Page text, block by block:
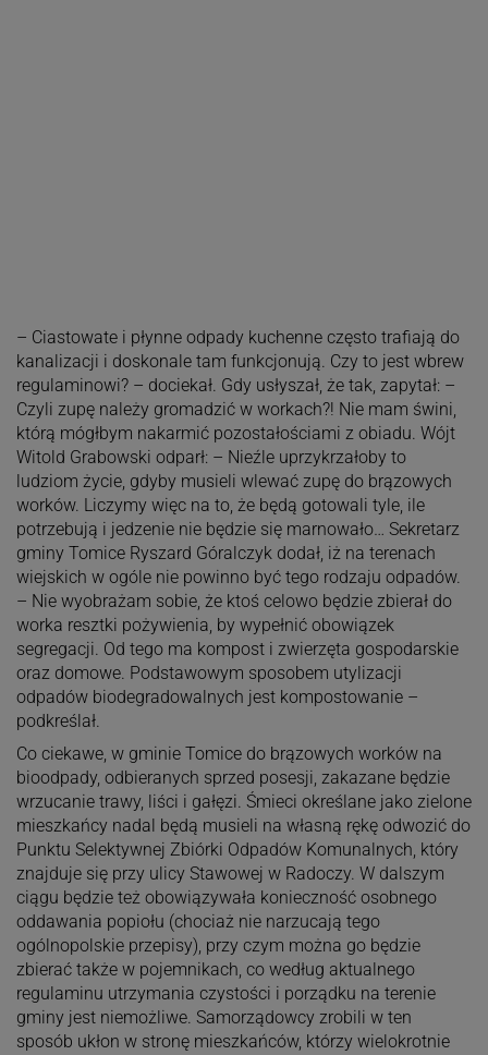
– Ciastowate i płynne odpady kuchenne często trafiają do
kanalizacji i doskonale tam funkcjonują. Czy to jest wbrew
regulaminowi? – dociekał. Gdy usłyszał, że tak, zapytał: –
Czyli zupę należy gromadzić w workach?! Nie mam świni,
którą mógłbym nakarmić pozostałościami z obiadu. Wójt
Witold Grabowski odparł: – Nieźle uprzykrzałoby to
ludziom życie, gdyby musieli wlewać zupę do brązowych
worków. Liczymy więc na to, że będą gotowali tyle, ile
potrzebują i jedzenie nie będzie się marnowało… Sekretarz
gminy Tomice Ryszard Góralczyk dodał, iż na terenach
wiejskich w ogóle nie powinno być tego rodzaju odpadów.
– Nie wyobrażam sobie, że ktoś celowo będzie zbierał do
worka resztki pożywienia, by wypełnić obowiązek
segregacji. Od tego ma kompost i zwierzęta gospodarskie
oraz domowe. Podstawowym sposobem utylizacji
odpadów biodegradowalnych jest kompostowanie –
podkreślał.
Co ciekawe, w gminie Tomice do brązowych worków na
bioodpady, odbieranych sprzed posesji, zakazane będzie
wrzucanie trawy, liści i gałęzi. Śmieci określane jako zielone
mieszkańcy nadal będą musieli na własną rękę odwozić do
Punktu Selektywnej Zbiórki Odpadów Komunalnych, który
znajduje się przy ulicy Stawowej w Radoczy. W dalszym
ciągu będzie też obowiązywała konieczność osobnego
oddawania popiołu (chociaż nie narzucają tego
ogólnopolskie przepisy), przy czym można go będzie
zbierać także w pojemnikach, co według aktualnego
regulaminu utrzymania czystości i porządku na terenie
gminy jest niemożliwe. Samorządowcy zrobili w ten
sposób ukłon w stronę mieszkańców, którzy wielokrotnie